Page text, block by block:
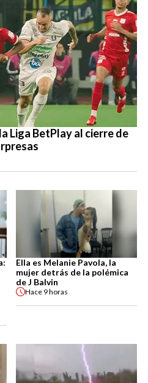
Liga BetPlay al cierre de
Ella es Melanie Pavola, la
mujer detrás de la polémica
de J Balvin
Hace 9 horas